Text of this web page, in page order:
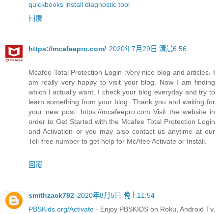
quickbooks install diagnostic tool
回覆
https://mcafeepro.com/ 2020年7月29日 清晨6:56
Mcafee Total Protection Login :Very nice blog and articles. I
am really very happy to visit your blog. Now I am finding
which I actually want. I check your blog everyday and try to
learn something from your blog. Thank you and waiting for
your new post. https://mcafeepro.com Visit the website in
order to Get Started with the Mcafee Total Protection Login
and Activation or you may also contact us anytime at our
Toll-free number to get help for McAfee Activate or Install.
回覆
smithzack792 2020年8月5日 晚上11:54
PBSKids.org/Activate - Enjoy PBSKIDS on Roku, Android Tv,